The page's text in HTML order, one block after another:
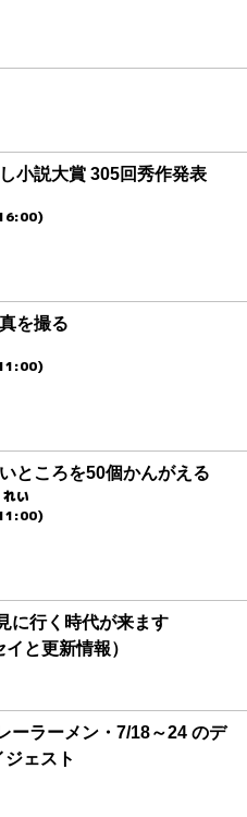
小説大賞 305回秀作発表
を撮る
ところを50個かんがえる
い
に行く時代が来ます
と更新情報）
ーラーメン・7/18～24 のデ
ェスト